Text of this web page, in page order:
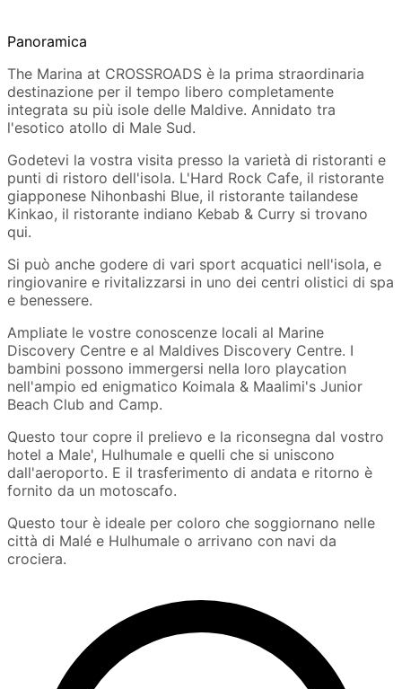
Panoramica
The Marina at CROSSROADS è la prima straordinaria
destinazione per il tempo libero completamente
integrata su più isole delle Maldive. Annidato tra
l'esotico atollo di Male Sud.
Godetevi la vostra visita presso la varietà di ristoranti e
punti di ristoro dell'isola. L'Hard Rock Cafe, il ristorante
giapponese Nihonbashi Blue, il ristorante tailandese
Kinkao, il ristorante indiano Kebab & Curry si trovano
qui.
Si può anche godere di vari sport acquatici nell'isola, e
ringiovanire e rivitalizzarsi in uno dei centri olistici di spa
e benessere.
Ampliate le vostre conoscenze locali al Marine
Discovery Centre e al Maldives Discovery Centre. I
bambini possono immergersi nella loro playcation
nell'ampio ed enigmatico Koimala & Maalimi's Junior
Beach Club and Camp.
Questo tour copre il prelievo e la riconsegna dal vostro
hotel a Male', Hulhumale e quelli che si uniscono
dall'aeroporto. E il trasferimento di andata e ritorno è
fornito da un motoscafo.
Questo tour è ideale per coloro che soggiornano nelle
città di Malé e Hulhumale o arrivano con navi da
crociera.